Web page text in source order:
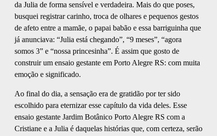
da Julia de forma sensível e verdadeira. Mais do que poses,
busquei registrar carinho, troca de olhares e pequenos gestos
de afeto entre a mamãe, o papai babão e essa barriguinha que
já anunciava: “Julia está chegando”, “9 meses”, “agora
somos 3” e “nossa princesinha”. É assim que gosto de
construir um ensaio gestante em Porto Alegre RS: com muita
emoção e significado.
Ao final do dia, a sensação era de gratidão por ter sido
escolhido para eternizar esse capítulo da vida deles. Esse
ensaio gestante Jardim Botânico Porto Alegre RS com a
Cristiane e a Julia é daquelas histórias que, com certeza, serão